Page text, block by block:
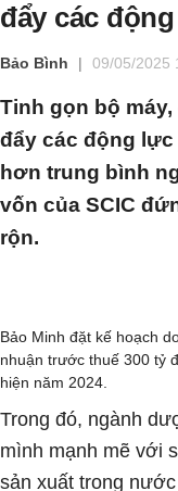
đẩy các
Bảo Bình 09/05/2025
Tinh gọn bộ
đẩy các động
hơn trung bình
vốn của SCIC
rộn.
Bảo Minh đặt kế hoạch
nhuận trước thuế 300 tỷ
hiện năm 2024.
Trong đó, ngành
mình mạnh mẽ với
sản xuất trong